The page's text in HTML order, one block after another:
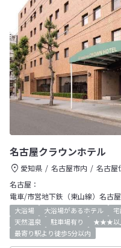
名古屋クラウンホテル
愛知県 名古屋市内
名古屋
名古屋：
電車/市営地下鉄（東山線）名古
大浴場 大浴場があるホテル
天然温泉
駐車場有り ★★★以
最寄り駅より徒歩5分以内